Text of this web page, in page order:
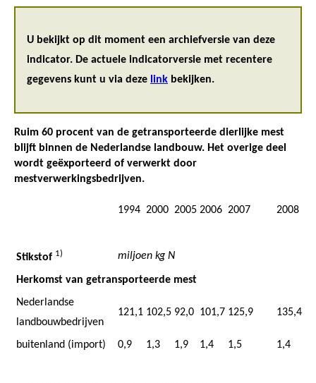
U bekijkt op dit moment een archiefversie van deze
indicator. De actuele indicatorversie met recentere
gegevens kunt u via deze link bekijken.
Ruim 60 procent van de getransporteerde dierlijke mest
blijft binnen de Nederlandse landbouw. Het overige deel
wordt geëxporteerd of verwerkt door
mestverwerkingsbedrijven.
1994 2000 2005 2006 2007 2008
Stikstof 1) miljoen kg N
Herkomst van getransporteerde mest
Nederlandse
landbouwbedrijven
121,1 102,5 92,0 101,7 125,9 135,4
buitenland (import) 0,9 1,3 1,9 1,4 1,5 1,4